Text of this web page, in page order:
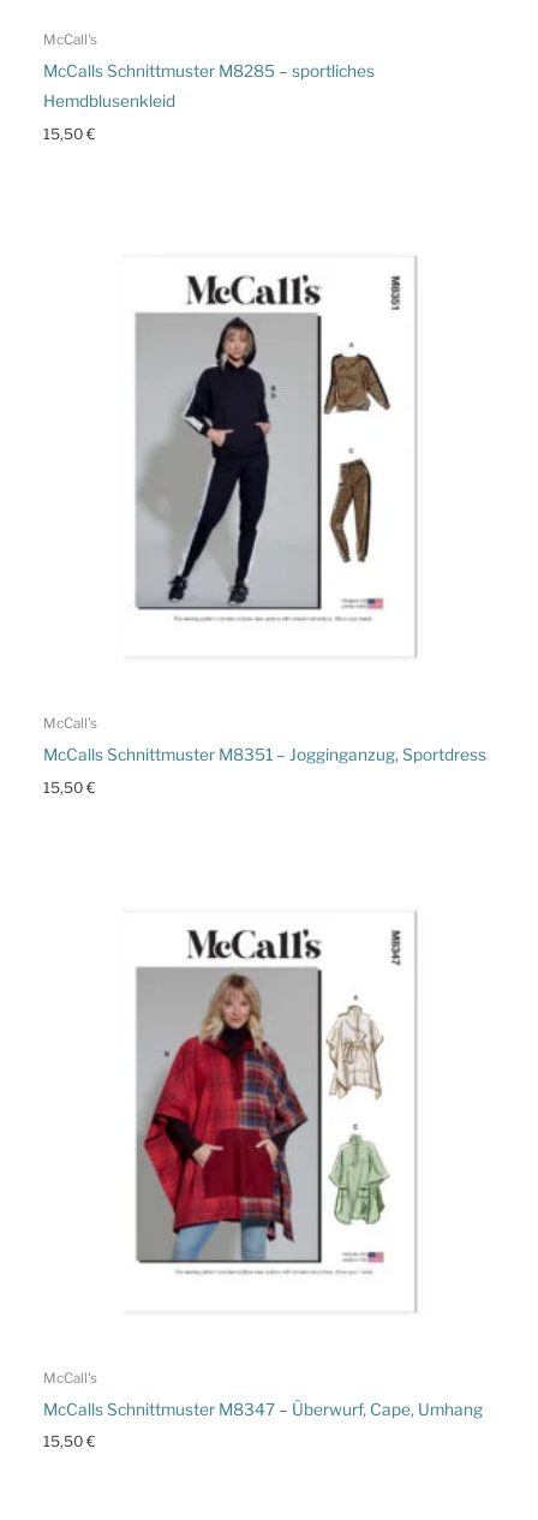
McCall's
McCalls Schnittmuster M8285 – sportliches
Hemdblusenkleid
15,50€
McCall's
McCalls Schnittmuster M8351 – Jogginganzug, Sportdress
15,50€
McCall's
McCalls Schnittmuster M8347 – Überwurf, Cape, Umhang
15,50€